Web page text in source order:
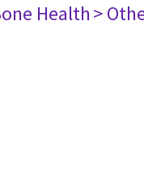
Health>